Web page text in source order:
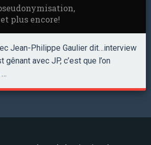
plus encore!
Jean-Philippe Gaulier dit…interview
avec JP, c’est que l’on
…